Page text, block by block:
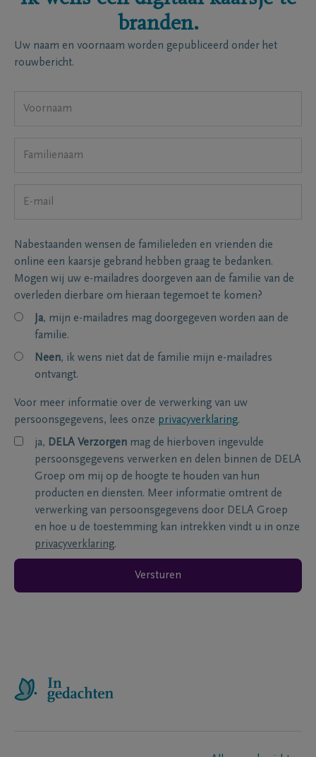
branden.
Uw naam en voornaam worden gepubliceerd onder het
rouwbericht.
Nabestaanden wensen de familieleden en vrienden die
online een kaarsje gebrand hebben graag te bedanken.
Mogen wij uw e-mailadres doorgeven aan de familie van de
overleden dierbare om hieraan tegemoet te komen?
Ja, mijn e-mailadres mag doorgegeven worden aan de
familie.
Neen, ik wens niet dat de familie mijn e-mailadres
ontvangt.
Voor meer informatie over de verwerking van uw
persoonsgegevens, lees onze privacyverklaring.
ja, DELA Verzorgen mag de hierboven ingevulde
persoonsgegevens verwerken en delen binnen de DELA
Groep om mij op de hoogte te houden van hun
producten en diensten. Meer informatie omtrent de
verwerking van persoonsgegevens door DELA Groep
en hoe u de toestemming kan intrekken vindt u in onze
privacyverklaring.
Versturen